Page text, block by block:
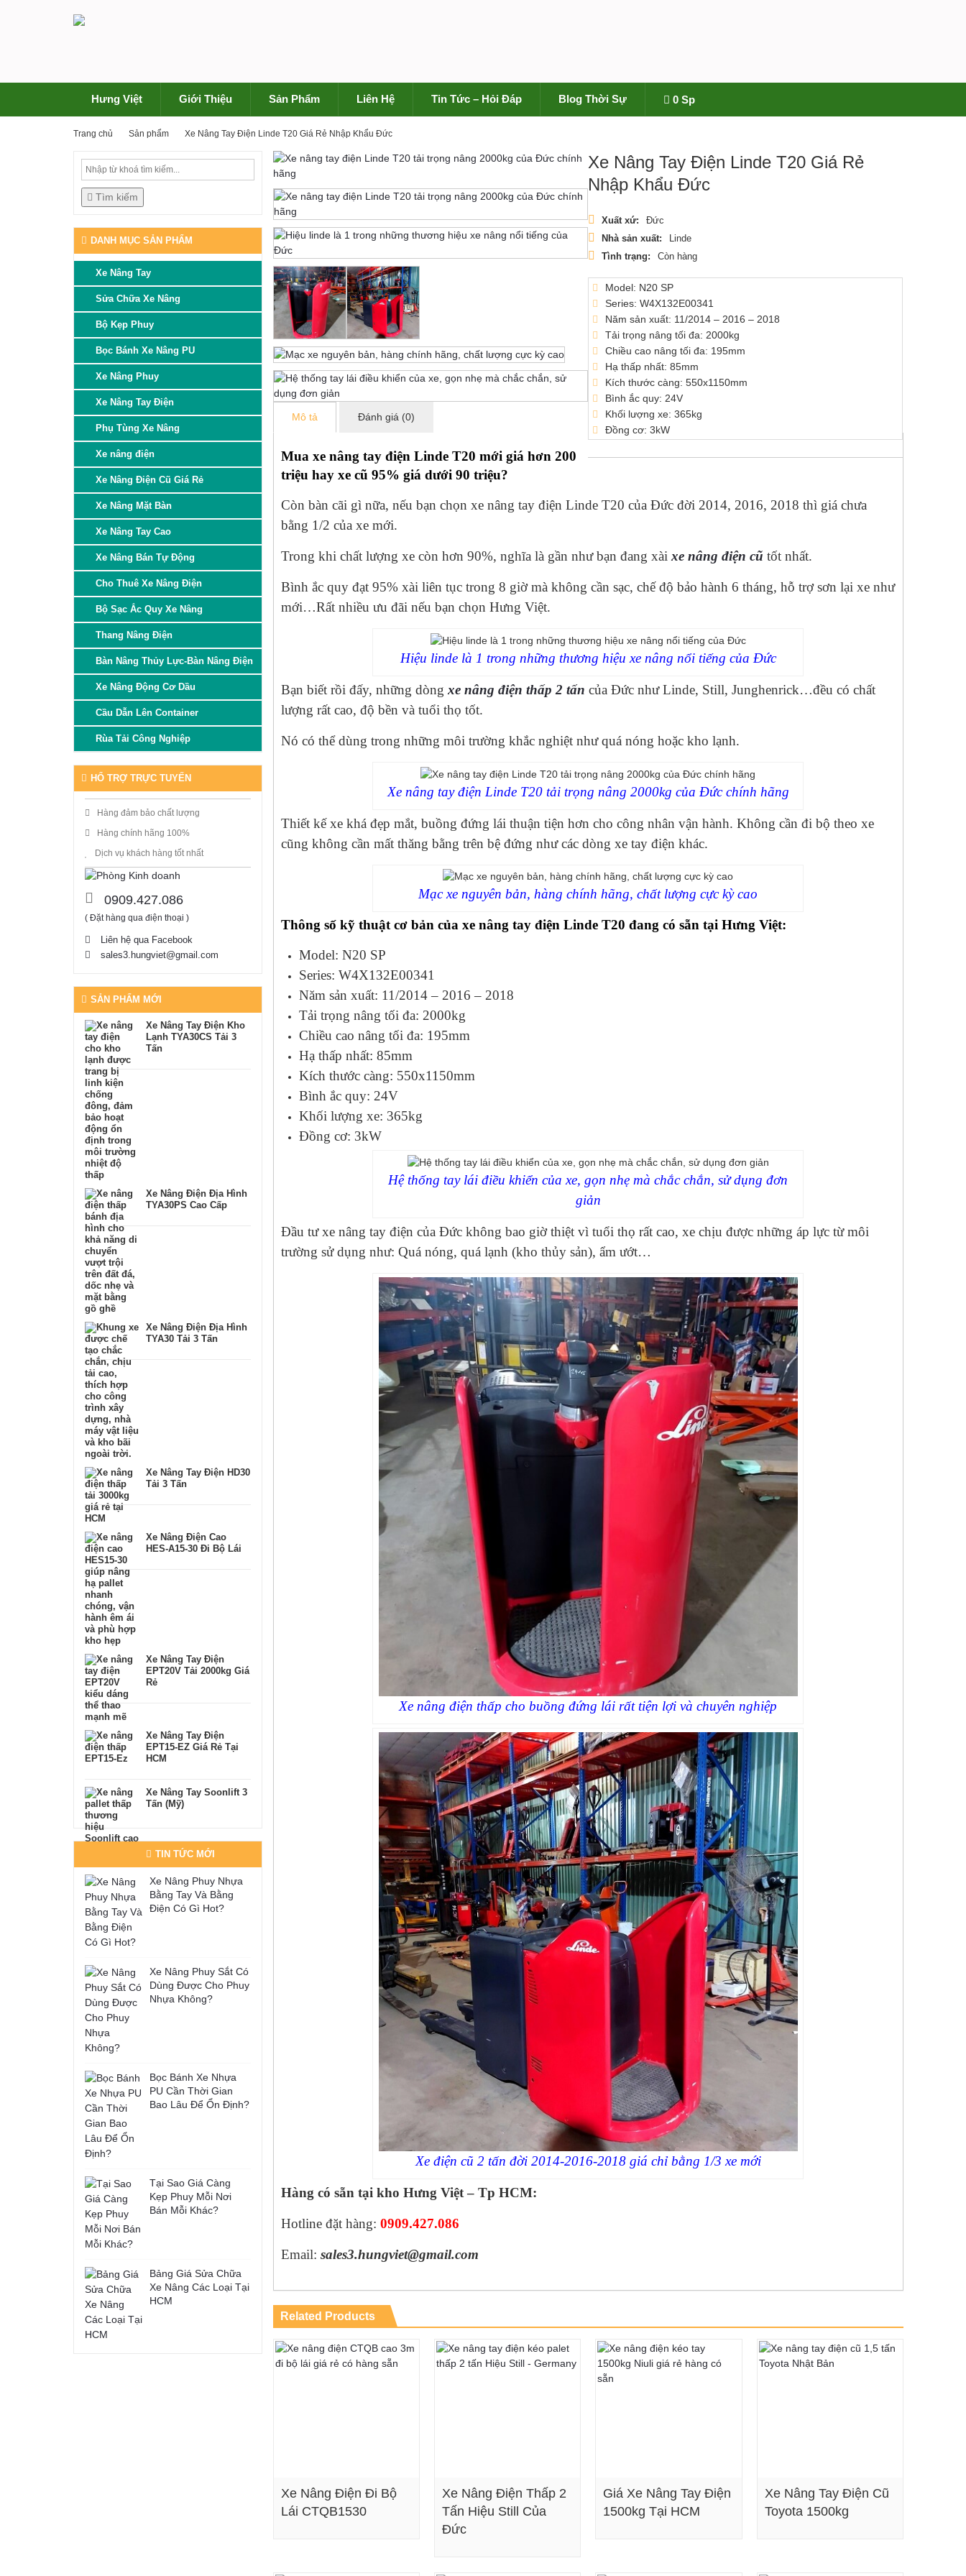
Hưng Việt Giới Thiệu Sản Phẩm Liên Hệ Tin Tức – Hỏi Đáp Blog Thời Sự 0 Sp
Trang chủ Sản phẩm Xe Nâng Tay Điện Linde T20 Giá Rẻ Nhập Khẩu Đức
Xe Nâng Tay Điện Linde T20 Giá Rẻ
Nhập Khẩu Đức
Xuất xứ:
Đức
Nhà sản xuất:
Linde
Tình trạng:
Còn hàng
Model: N20 SP
Series: W4X132E00341
Năm sản xuất: 11/2014 – 2016 – 2018
Tải trọng nâng tối đa: 2000kg
Chiều cao nâng tối đa: 195mm
Hạ thấp nhất: 85mm
Kích thước càng: 550x1150mm
Bình ắc quy: 24V
Khối lượng xe: 365kg
Đồng cơ: 3kW
Mô tả Đánh giá (0)
Mua xe nâng tay điện Linde T20 mới giá hơn 200
triệu hay xe cũ 95% giá dưới 90 triệu?
Còn bàn cãi gì nữa, nếu bạn chọn xe nâng tay điện Linde T20 của Đức đời 2014, 2016, 2018 thì giá chưa
bằng 1/2 của xe mới.
Trong khi chất lượng xe còn hơn 90%, nghĩa là gần như bạn đang xài xe nâng điện cũ tốt nhất.
Bình ắc quy đạt 95% xài liên tục trong 8 giờ mà không cần sạc, chế độ bảo hành 6 tháng, hỗ trợ sơn lại xe như
mới…Rất nhiều ưu đãi nếu bạn chọn Hưng Việt.
Hiệu linde là 1 trong những thương hiệu xe nâng nổi tiếng của Đức
Bạn biết rồi đấy, những dòng xe nâng điện thấp 2 tấn của Đức như Linde, Still, Junghenrick…đều có chất
lượng rất cao, độ bền và tuổi thọ tốt.
Nó có thể dùng trong những môi trường khắc nghiệt như quá nóng hoặc kho lạnh.
Xe nâng tay điện Linde T20 tải trọng nâng 2000kg của Đức chính hãng
Thiết kế xe khá đẹp mắt, buồng đứng lái thuận tiện hơn cho công nhân vận hành. Không cần đi bộ theo xe
cũng không cần mất thăng bằng trên bệ đứng như các dòng xe tay điện khác.
Mạc xe nguyên bản, hàng chính hãng, chất lượng cực kỳ cao
Thông số kỹ thuật cơ bản của xe nâng tay điện Linde T20 đang có sẵn tại Hưng Việt:
Model: N20 SP
Series: W4X132E00341
Năm sản xuất: 11/2014 – 2016 – 2018
Tải trọng nâng tối đa: 2000kg
Chiều cao nâng tối đa: 195mm
Hạ thấp nhất: 85mm
Kích thước càng: 550x1150mm
Bình ắc quy: 24V
Khối lượng xe: 365kg
Đồng cơ: 3kW
Hệ thống tay lái điều khiển của xe, gọn nhẹ mà chắc chắn, sử dụng đơn
giản
Đầu tư xe nâng tay điện của Đức không bao giờ thiệt vì tuổi thọ rất cao, xe chịu được những áp lực từ môi
trường sử dụng như: Quá nóng, quá lạnh (kho thủy sản), ẩm ướt…
Xe nâng điện thấp cho buồng đứng lái rất tiện lợi và chuyên nghiệp
Xe điện cũ 2 tấn đời 2014-2016-2018 giá chỉ bằng 1/3 xe mới
Hàng có sẵn tại kho Hưng Việt – Tp HCM:
Hotline đặt hàng: 0909.427.086
Email: sales3.hungviet@gmail.com
Related Products
Xe Nâng Điện Đi Bộ
Lái CTQB1530
Xe Nâng Điện Thấp 2
Tấn Hiệu Still Của
Đức
Giá Xe Nâng Tay Điện
1500kg Tại HCM
Xe Nâng Tay Điện Cũ
Toyota 1500kg
Tìm kiếm
DANH MỤC SẢN PHẨM
Xe Nâng Tay
Sửa Chữa Xe Nâng
Bộ Kẹp Phuy
Bọc Bánh Xe Nâng PU
Xe Nâng Phuy
Xe Nâng Tay Điện
Phụ Tùng Xe Nâng
Xe nâng điện
Xe Nâng Điện Cũ Giá Rẻ
Xe Nâng Mặt Bàn
Xe Nâng Tay Cao
Xe Nâng Bán Tự Động
Cho Thuê Xe Nâng Điện
Bộ Sạc Ắc Quy Xe Nâng
Thang Nâng Điện
Bàn Nâng Thủy Lực-Bàn Nâng Điện
Xe Nâng Động Cơ Dầu
Cầu Dẫn Lên Container
Rùa Tải Công Nghiệp
HỔ TRỢ TRỰC TUYẾN
Hàng đảm bảo chất lượng
Hàng chính hãng 100%
Dịch vụ khách hàng tốt nhất
0909.427.086
( Đặt hàng qua điện thoại )
Liên hệ qua Facebook
sales3.hungviet@gmail.com
SẢN PHẨM MỚI
Xe Nâng Tay Điện Kho
Lạnh TYA30CS Tải 3
Tấn
Xe Nâng Điện Địa Hình
TYA30PS Cao Cấp
Xe Nâng Điện Địa Hình
TYA30 Tải 3 Tấn
Xe Nâng Tay Điện HD30
Tải 3 Tấn
Xe Nâng Điện Cao
HES-A15-30 Đi Bộ Lái
Xe Nâng Tay Điện
EPT20V Tải 2000kg Giá
Rẻ
Xe Nâng Tay Điện
EPT15-EZ Giá Rẻ Tại
HCM
Xe Nâng Tay Soonlift 3
Tấn (Mỹ)
TIN TỨC MỚI
Xe Nâng Phuy Nhựa
Bằng Tay Và Bằng
Điện Có Gì Hot?
Xe Nâng Phuy Sắt Có
Dùng Được Cho Phuy
Nhựa Không?
Bọc Bánh Xe Nhựa
PU Cần Thời Gian
Bao Lâu Để Ổn Định?
Tại Sao Giá Càng
Kẹp Phuy Mỗi Nơi
Bán Mỗi Khác?
Bảng Giá Sửa Chữa
Xe Nâng Các Loại Tại
HCM